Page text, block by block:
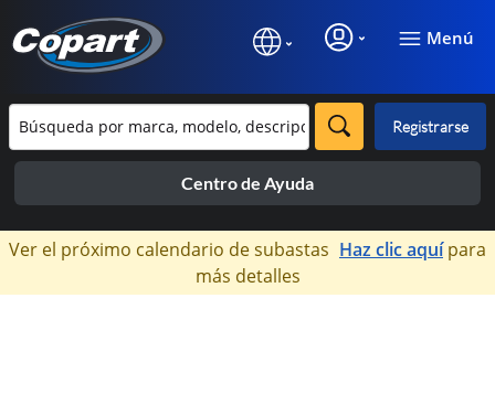
Menú
Registrarse
Centro de Ayuda
×
Ver el próximo calendario de subastas Haz clic aquípara
más detalles